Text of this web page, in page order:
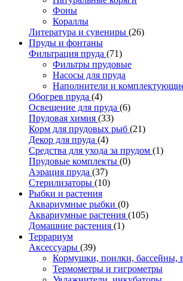
Фоны
Кораллы
Литература и сувениры (26)
Пруды и фонтаны
Фильтрация пруда (71)
Фильтры прудовые
Насосы для пруда
Наполнители и
Обогрев пруда (4)
Освещение для пруда (6)
Прудовая химия (33)
Корм для прудовых рыб (21)
Декор для пруда (4)
Средства для ухода за прудом (1)
Прудовые комплекты (0)
Аэрация пруда (37)
Стерилизаторы (10)
Рыбки и растения
Аквариумные рыбки (0)
Аквариумные растения (105)
Домашние растения (1)
Террариум
Аксессуары (39)
Кормушки, поилки, бассейны,
Термометры и гигрометры